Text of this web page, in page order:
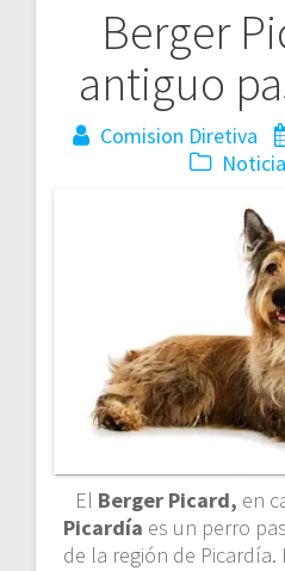
Berger
antiguo
Comision Diretiva
El Berger Picard, en
Picardía es un perro
de la región de Picardía.
Navegación
de
entradas